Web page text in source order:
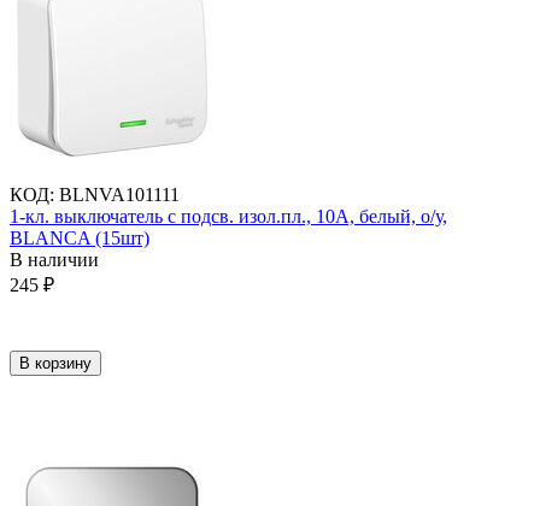
КОД: BLNVA101111
1-кл. выключатель с подсв. изол.пл., 10А, белый, о/у,
BLANCA (15шт)
В наличии
245 ₽
В корзину